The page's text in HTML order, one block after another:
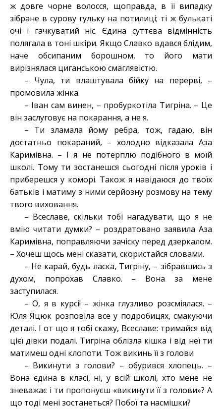
ж довге чорне волосся, щоправда, в її випадку
зібране в сурову гульку на потилиці; ті ж булькаті
очі і гачкуватий ніс. Єдина суттєва відмінність
полягала в тоні шкіри. Якщо Славко вдався блідим,
наче обсипаним борошном, то його мати
вирізнялася циганською смаглявістю.
– Чула, ти влаштувала бійку на перерві, –
промовила жінка.
– Іван сам винен, – пробуркотіла Тигріна. – Це
він заслуговує на покарання, а не я.
– Ти зламала йому ребра, тож, гадаю, він
достатньо покараний, – холодно відказала Аза
Каримівна. – І я не потерплю подібного в моїй
школі. Тому ти зостанешся сьогодні після уроків і
приберешся у коморі. Також я навідаюся до твоїх
батьків і матиму з ними серйозну розмову на тему
твого виховання.
– Всеславе, скільки тобі нагадувати, що я не
вмію читати думки? – роздратовано заявила Аза
Каримівна, поправляючи зачіску перед дзеркалом.
– Хочеш щось мені сказати, скористайся словами.
– Не карай, будь ласка, Тигріну, – зібравшись з
духом, попрохав Славко. – Вона за мене
заступилася.
– О, я в курсі! – жінка глузливо розсміялася. –
Юля Яцюк розповіла все у подробицях, смакуючи
деталі. І от що я тобі скажу, Всеславе: тримайся від
цієї дівки подалі. Тигріна облізла кішка і від неї ти
матимеш одні клопоти. Тож викинь її з голови
– Викинути з голови? – обурився хлопець. –
Вона єдина в класі, ні, у всій школі, хто мене не
зневажає і ти пропонуєш «викинути її з голови»? А
що тоді мені зостанеться? Побої та насмішки?